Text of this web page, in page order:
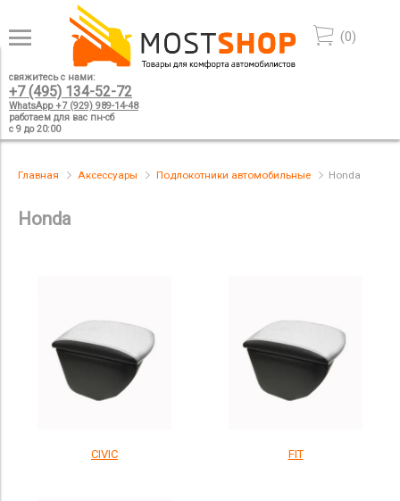
(0)
свяжитесь с нами:
+7 (495) 134-52-72
WhatsApp +7 (929) 989-14-48
работаем для вас пн-сб
с 9 до 20:00
Главная Аксессуары Подлокотники автомобильные Honda
Honda
CIVIC FIT